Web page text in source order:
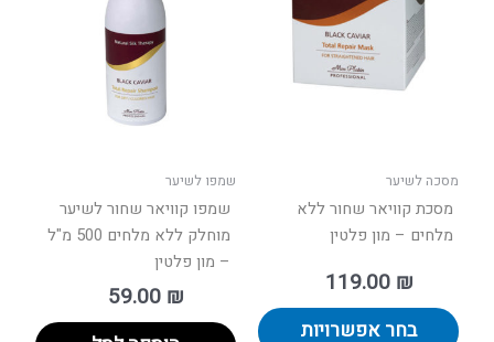
מסכה לשיער
מסכת קוויאר שחור ללא
מלחים – מון פלטין
119.00 ₪
בחר אפשרויות
בעמוד
המוצר
שמפו לשיער
שמפו קוויאר שחור לשיער
מוחלק ללא מלחים 500 מ"ל
– מון פלטין
59.00 ₪